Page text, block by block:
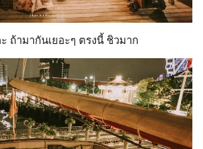
ถ้ามากันเยอะๆ ตรงนี้ ชิวมาก